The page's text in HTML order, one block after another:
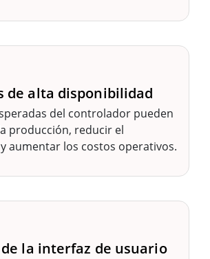
de alta disponibilidad
del controlador pueden
producción, reducir el
aumentar los costos operativos.
la interfaz de usuario